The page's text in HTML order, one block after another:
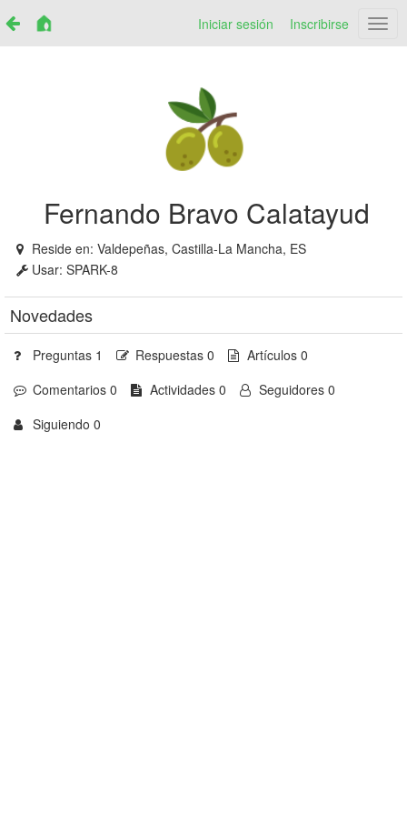
Iniciar sesión Inscribirse
Fernando Bravo Calatayud
Reside en: Valdepeñas, Castilla-La Mancha, ES
Usar: SPARK-8
Novedades
Preguntas 1 Respuestas 0
Artículos 0
Comentarios 0
Actividades 0
Seguidores 0
Siguiendo 0